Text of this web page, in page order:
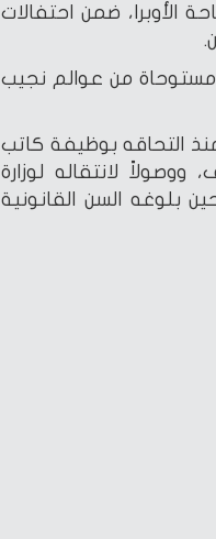
الأوبرا، ضمن احتفالات
من عوالم نجيب
التحاقه بوظيفة كاتب
ووصولاً لانتقاله لوزارة
بلوغه السن القانونية